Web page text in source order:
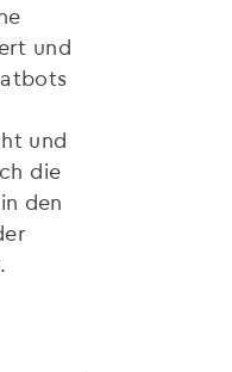
und
und
die
den